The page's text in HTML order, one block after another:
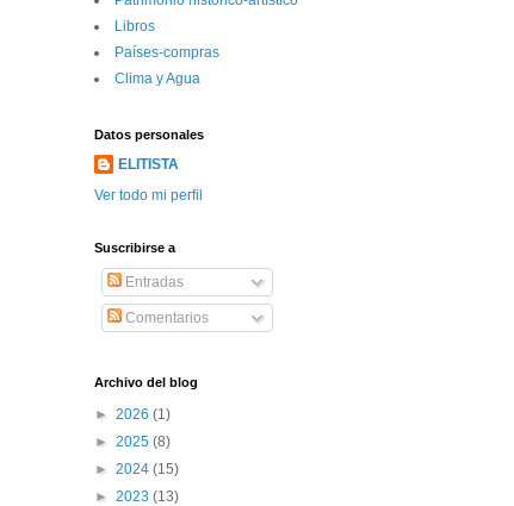
Libros
Paí­ses-compras
Clima y Agua
Datos personales
ELITISTA
Ver todo mi perfil
Suscribirse a
Entradas
Comentarios
Archivo del blog
► 2026 (1)
► 2025 (8)
► 2024 (15)
► 2023 (13)